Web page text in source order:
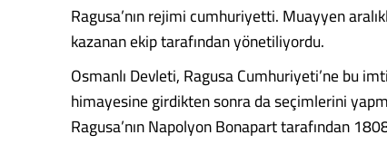
Ragusa’nın rejimi cumhuriyetti. Muayyen
kazanan ekip tarafından yönetiliyordu.
Osmanlı Devleti, Ragusa Cumhuriyeti’ne bu
himayesine girdikten sonra da seçimlerini
Ragusa’nın Napolyon Bonapart tarafından